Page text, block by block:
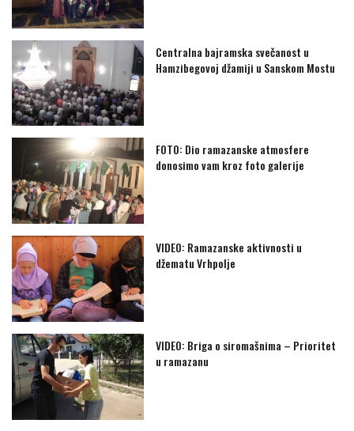
Centralna bajramska svečanost u
Hamzibegovoj džamiji u Sanskom Mostu
FOTO: Dio ramazanske atmosfere
donosimo vam kroz foto galerije
VIDEO: Ramazanske aktivnosti u
džematu Vrhpolje
VIDEO: Briga o siromašnima – Prioritet
u ramazanu